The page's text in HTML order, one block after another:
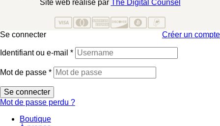
Site web réalisé par The Digital Counsel
Se connecter Créer un compte
Identifiant ou e-mail *
Mot de passe *
Se connecter
Mot de passe perdu ?
Boutique